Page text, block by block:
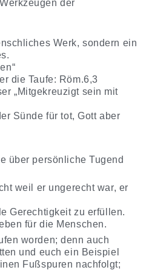
der
Werk, sondern ein
die Taufe: Röm.6,3
„Mitgekreuzigt sein mit
Sünde für tot, Gott aber
über persönliche Tugend
weil er ungerecht war, er
Gerechtigkeit zu erfüllen.
für die Menschen.
worden; denn auch
und euch ein Beispiel
Fußspuren nachfolgt;